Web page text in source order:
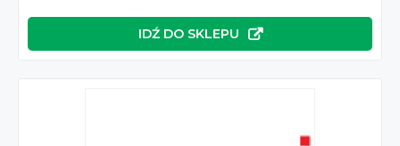
IDŹ DO SKLEPU